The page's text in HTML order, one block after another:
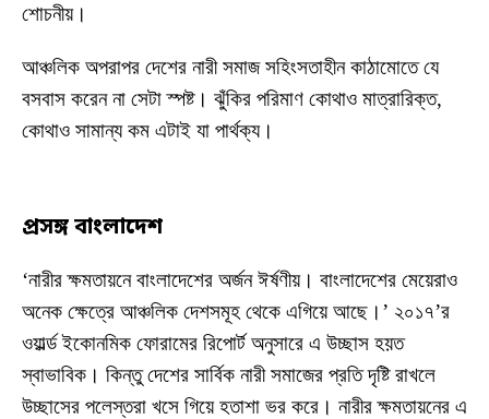
শোচনীয়।
আঞ্চলিক অপরাপর দেশের নারী সমাজ সহিংসতাহীন কাঠামোতে যে
বসবাস করেন না সেটা স্পষ্ট। ঝুঁকির পরিমাণ কোথাও মাত্রারিক্ত,
কোথাও সামান্য কম এটাই যা পার্থক্য।
প্রসঙ্গবাংলাদেশ
‘নারীর ক্ষমতায়নে বাংলাদেশের অর্জন ঈর্ষণীয়। বাংলাদেশের মেয়েরাও
অনেক ক্ষেত্রে আঞ্চলিক দেশসমূহ থেকে এগিয়ে আছে।’ ২০১৭’র
ওয়ার্ল্ড ইকোনমিক ফোরামের রিপোর্ট অনুসারে এ উচ্ছাস হয়ত
স্বাভাবিক। কিন্তু দেশের সার্বিক নারী সমাজের প্রতি দৃষ্টি রাখলে
উচ্ছাসের পলেস্তরা খসে গিয়ে হতাশা ভর করে। নারীর ক্ষমতায়নের এ